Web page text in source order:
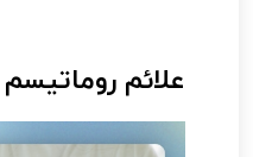
علائم روماتیسم